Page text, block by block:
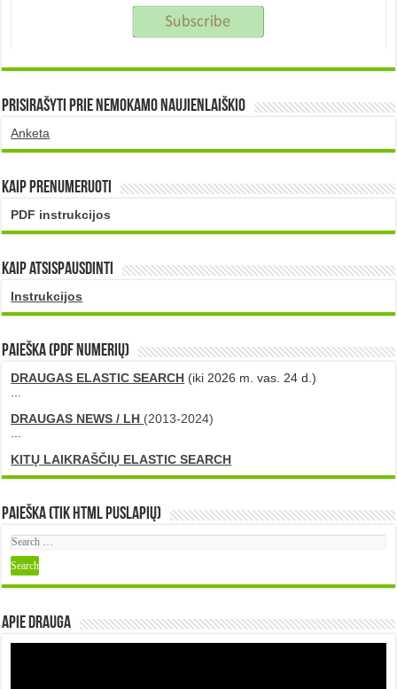
Prisirašyti prie nemokamo naujienlaiškio
Anketa
Kaip prenumeruoti
PDF instrukcijos
Kaip atsispausdinti
Instrukcijos
PAIEŠKA (PDF numerių)
DRAUGAS ELASTIC SEARCH (iki 2026 m. vas. 24 d.)
DRAUGAS NEWS / LH (2013-2024)
KITŲ LAIKRAŠČIŲ ELASTIC SEARCH
Paieška (tik HTML puslapių)
Apie DRAUGA